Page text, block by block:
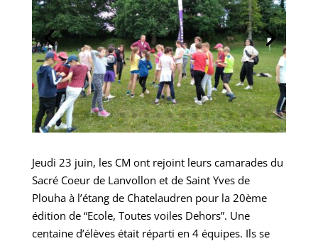
Jeudi 23 juin, les CM ont rejoint leurs camarades du
Sacré Coeur de Lanvollon et de Saint Yves de
Plouha à l’étang de Chatelaudren pour la 20ème
édition de “Ecole, Toutes voiles Dehors”. Une
centaine d’élèves était réparti en 4 équipes. Ils se